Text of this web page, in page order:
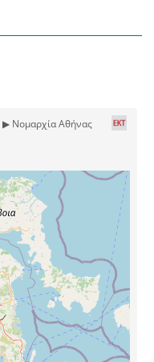
▶ Νομαρχία Αθήνας